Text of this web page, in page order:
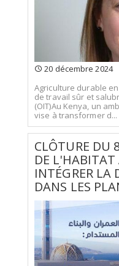
20 décembre 2024
Agriculture durable
de travail sûr et
(OIT)Au Kenya, un
vise à transformer d...
CLÔTURE DU
DE L'HABITAT
INTÉGRER LA
DANS LES